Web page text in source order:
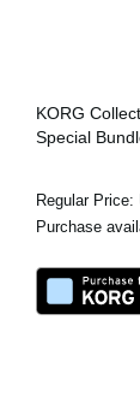
KORG
Special
Regular Price:
Purchase